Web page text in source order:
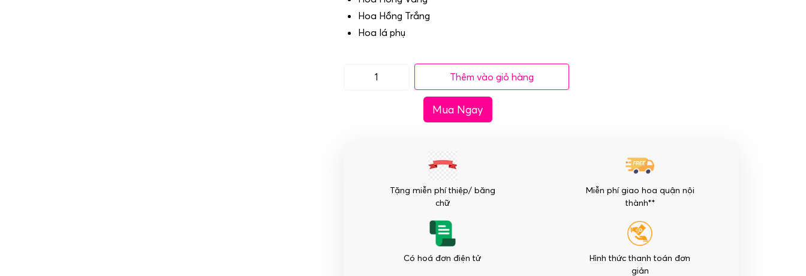
Hoa Hồng Trắng
Hoa lá phụ
Bó
Thuận
Thêm vào giỏ hàng
Mua Ngay
Tặng miễn phí thiệp/ băng
chữ
Miễn phí giao hoa quận nội
thành**
Có hoá đơn điện tử
Hình thức thanh toán đơn
giản